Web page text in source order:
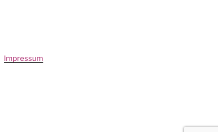
Impressum